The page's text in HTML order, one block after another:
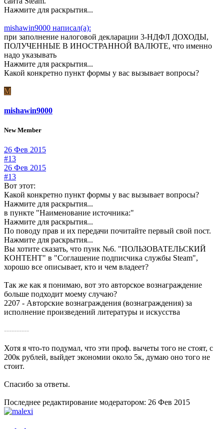
Нажмите для раскрытия...
mishawin9000 написал(а):
при заполнение налоговой декларации 3-НДФЛ ДОХОДЫ,
ПОЛУЧЕННЫЕ В ИНОСТРАННОЙ ВАЛЮТЕ, что именно
надо указывать
Нажмите для раскрытия...
Какой конкретно пункт формы у вас вызывает вопросы?
M
mishawin9000
New Member
26 Фев 2015
#13
26 Фев 2015
#13
Вот этот:
Какой конкретно пункт формы у вас вызывает вопросы?
Нажмите для раскрытия...
в пункте "Наименование источника:"
Нажмите для раскрытия...
По поводу прав и их передачи почитайте первый свой пост.
Нажмите для раскрытия...
Вы хотите сказать, что пунк №6. "ПОЛЬЗОВАТЕЛЬСКИЙ
КОНТЕНТ" в "Соглашение подписчика службы Steam",
хорошо все описывает, кто и чем владеет?
Так же как я понимаю, вот это авторское вознаграждение
больше подходит моему случаю?
2207 - Авторские вознаграждения (вознаграждения) за
исполнение произведений литературы и искусства
----------
Хотя я что-то подумал, что эти проф. вычеты того не стоят, с
200к рублей, выйдет экономии около 5к, думаю оно того не
стоит.
Спасибо за ответы.
Последнее редактирование модератором: 26 Фев 2015